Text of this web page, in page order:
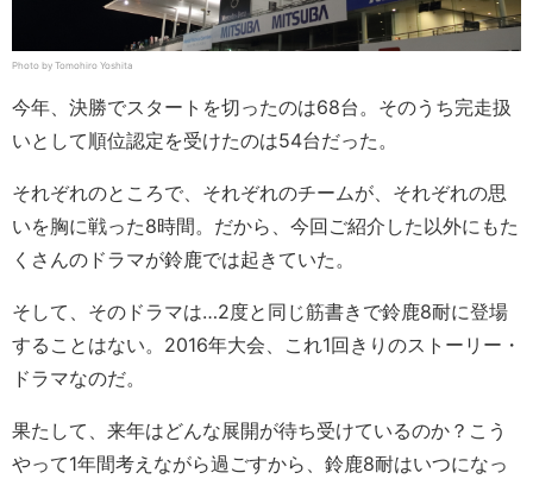
Photo by Tomohiro Yoshita
今年、決勝でスタートを切ったのは68台。そのうち完走扱
いとして順位認定を受けたのは54台だった。
それぞれのところで、それぞれのチームが、それぞれの思
いを胸に戦った8時間。だから、今回ご紹介した以外にもた
くさんのドラマが鈴鹿では起きていた。
そして、そのドラマは…2度と同じ筋書きで鈴鹿8耐に登場
することはない。2016年大会、これ1回きりのストーリー・
ドラマなのだ。
果たして、来年はどんな展開が待ち受けているのか？こう
やって1年間考えながら過ごすから、鈴鹿8耐はいつになっ